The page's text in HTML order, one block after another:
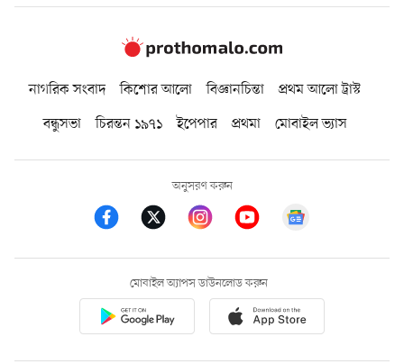
নাগরিক সংবাদ কিশোর আলো বিজ্ঞানচিন্তা
প্রথম আলো ট্রাস্ট
বন্ধুসভা
চিরন্তন ১৯৭১ ইপেপার প্রথমা মোবাইল ভ্যাস
অনুসরণ করুন
মোবাইল অ্যাপস ডাউনলোড করুন